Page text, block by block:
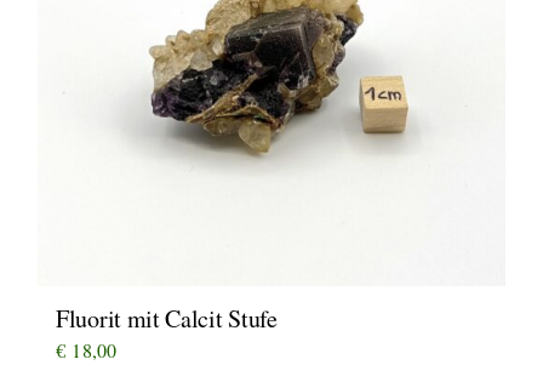
Fluorit mit Calcit Stufe
€ 18,00